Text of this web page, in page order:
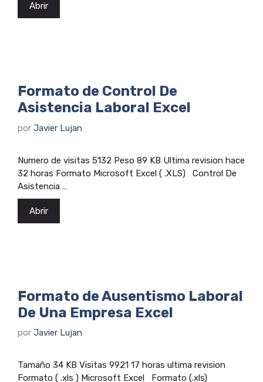
Abrir
Formato de Control De
Asistencia Laboral Excel
por Javier Lujan
Numero de visitas 5132 Peso 89 KB Ultima revision hace
32 horas Formato Microsoft Excel ( .XLS) Control De
Asistencia …
Abrir
Formato de Ausentismo Laboral
De Una Empresa Excel
por Javier Lujan
Tamaño 34 KB Visitas 9921 17 horas ultima revision
Formato ( .xls ) Microsoft Excel Formato (.xls)